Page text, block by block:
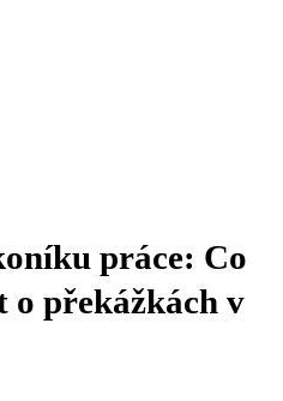
práce: Co
o překážkách v